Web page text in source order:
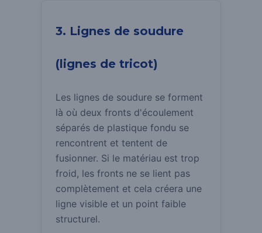
3. Lignes de soudure
(lignes de tricot)
Les lignes de soudure se forment
là où deux fronts d'écoulement
séparés de plastique fondu se
rencontrent et tentent de
fusionner. Si le matériau est trop
froid, les fronts ne se lient pas
complètement et cela créera une
ligne visible et un point faible
structurel.